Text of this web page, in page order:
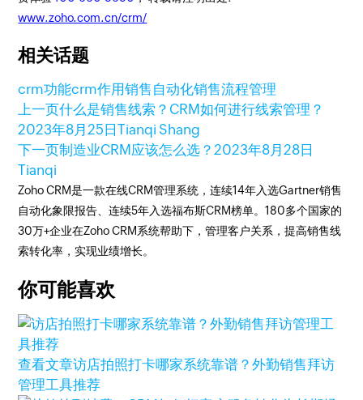
www.zoho.com.cn/crm/
相关话题
crm功能crm作用销售自动化销售流程管理
上一页什么是销售线索？CRM如何进行线索管理？
2023年8月25日Tianqi Shang
下一页制造业CRM应该怎么选？ 2023年8月28日
Tianqi
Zoho CRM是一款在线CRM管理系统，连续14年入选Gartner销售
自动化象限报告、连续5年入选福布斯CRM榜单。180多个国家的
30万+企业在Zoho CRM系统帮助下，管理客户关系，提高销售线
索转化率，实现业绩增长。
你可能喜欢
查看文章访店拍照打卡哪家系统靠谱？外勤销售拜访
管理工具推荐